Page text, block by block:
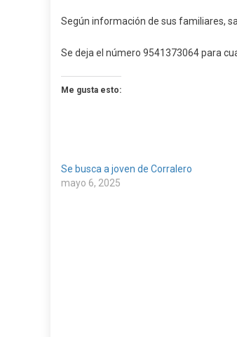
Según información de sus familiares,
Se deja el número 9541373064 para
Me gusta esto:
Se busca a joven de Corralero
mayo 6, 2025